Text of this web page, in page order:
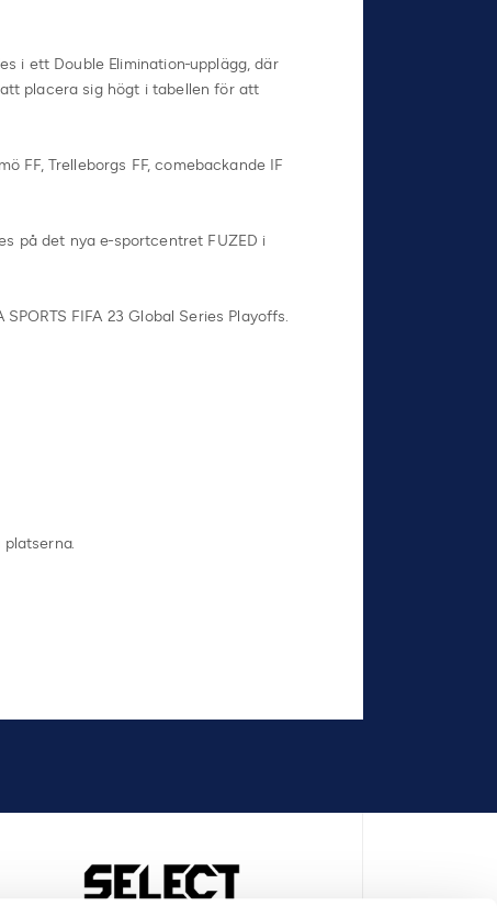
i ett Double Elimination-upplägg, där
placera sig högt i tabellen för att
FF, Trelleborgs FF, comebackande IF
på det nya e-sportcentret FUZED i
FIFA 23 Global Series Playoffs.